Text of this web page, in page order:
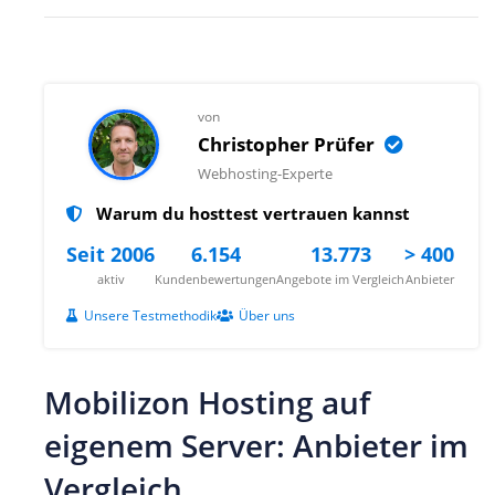
von
Christopher Prüfer
Webhosting-Experte
Warum du hosttest vertrauen kannst
Seit 2006
aktiv
6.154
Kundenbewertungen
13.773
Angebote im Vergleich
> 400
Anbieter
Unsere Testmethodik Über uns
Mobilizon Hosting auf
eigenem Server: Anbieter im